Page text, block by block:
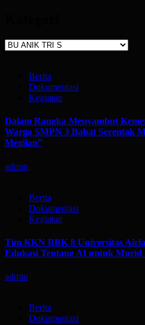
Kategori
Berita
Dokumentasi
Kegiatan
Dalam Rangka Menyambut
Warga SMPN 3 Babat Serentak
Megilan”
admin
Berita
Dokumentasi
Kegiatan
Tim KKN BBK 8 Universitas
Edukasi Tentang AI untuk Murid
admin
Berita
Dokumentasi